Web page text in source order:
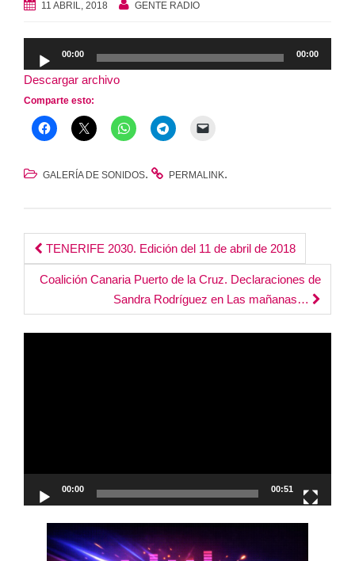
11 ABRIL, 2018 GENTE RADIO
de
audio
00:00 00:00
Descargar archivo
Comparte esto:
GALERÍA DE SONIDOS. PERMALINK.
Post
navigation
TENERIFE 2030. Edición del 11 de abril de 2018
Coalición Canaria Puerto de la Cruz. Declaraciones de
Sandra Rodríguez en Las mañanas…
00:00 00:51